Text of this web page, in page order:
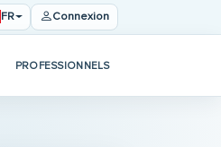
FR Connexion
PROFESSIONNELS